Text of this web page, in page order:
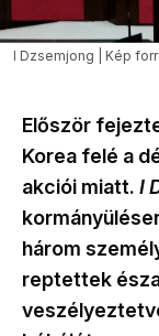
I Dzsemjong | Kép
Először
Korea felé a
akciói miatt. I
három
reptettek